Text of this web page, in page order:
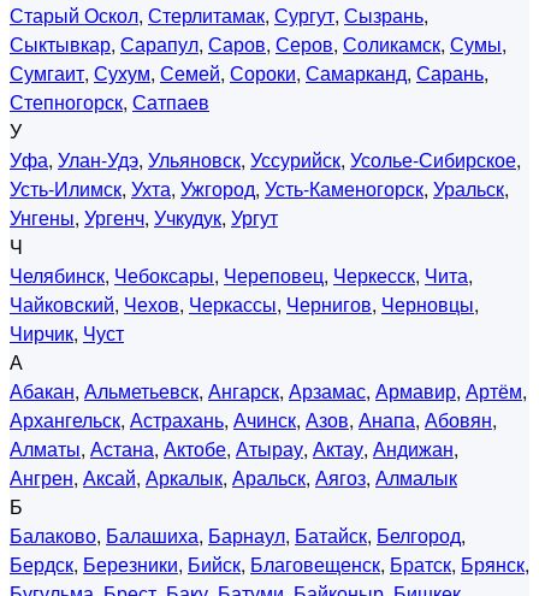
Старый Оскол, Стерлитамак, Сургут, Сызрань,
Сыктывкар, Сарапул, Саров, Серов, Соликамск, Сумы,
Сумгаит, Сухум, Семей, Сороки, Самарканд, Сарань,
Степногорск, Сатпаев
У
Уфа, Улан-Удэ, Ульяновск, Уссурийск, Усолье-Сибирское,
Усть-Илимск, Ухта, Ужгород, Усть-Каменогорск, Уральск,
Унгены, Ургенч, Учкудук, Ургут
Ч
Челябинск, Чебоксары, Череповец, Черкесск, Чита,
Чайковский, Чехов, Черкассы, Чернигов, Черновцы,
Чирчик, Чуст
А
Абакан, Альметьевск, Ангарск, Арзамас, Армавир, Артём,
Архангельск, Астрахань, Ачинск, Азов, Анапа, Абовян,
Алматы, Астана, Актобе, Атырау, Актау, Андижан,
Ангрен, Аксай, Аркалык, Аральск, Аягоз, Алмалык
Б
Балаково, Балашиха, Барнаул, Батайск, Белгород,
Бердск, Березники, Бийск, Благовещенск, Братск, Брянск,